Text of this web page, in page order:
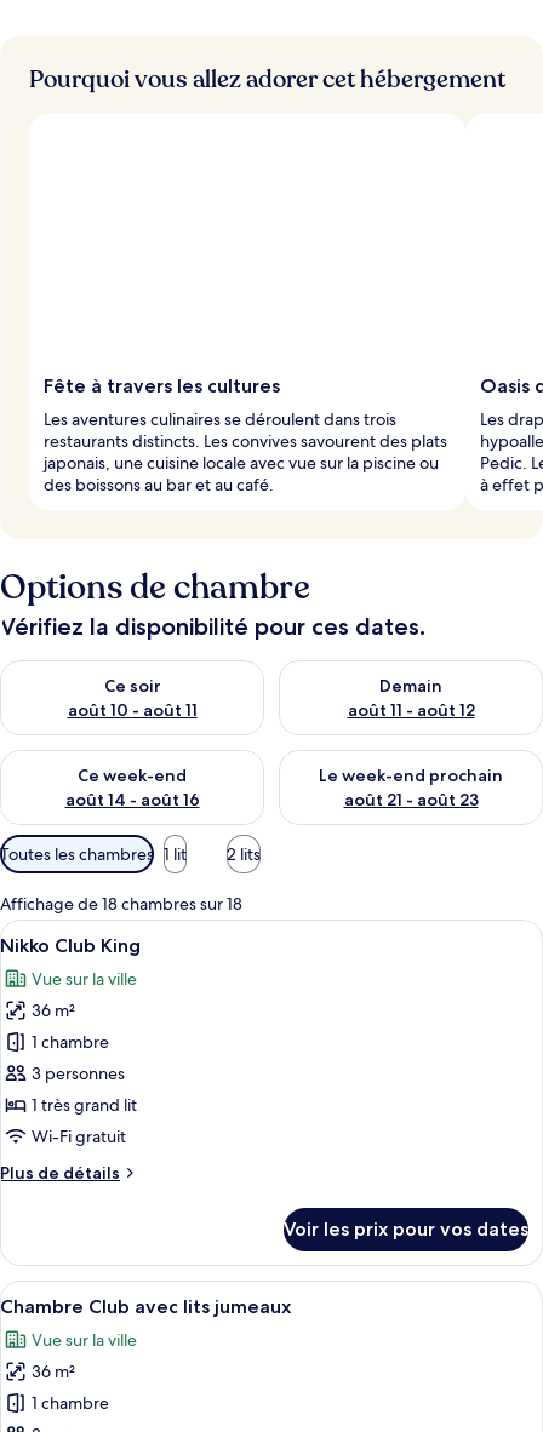
Pourquoi vous allez adorer cet hébergement
Fête à travers les cultures
Les aventures culinaires se déroulent dans trois
restaurants distincts. Les convives savourent des plats
japonais, une cuisine locale avec vue sur la piscine ou
des boissons au bar et au café.
Oasis
Les
Pedic.
à effet
Options de chambre
Vérifiez la disponibilité pour ces dates.
Ce soir
août 10 - août 11
Vérifier la disponibilité pour ce soir août 10 - août 11
Demain
août 11 - août 12
Vérifier la disponibilité pour
Ce week-end
août 14 - août 16
Vérifier la disponibilité pour ce week-end août 14 - août 16
Le week-end prochain
août 21 - août 23
Vérifier la disponibilité pour
Filtres
disponibles
pour
les
chambres
Toutes les chambres 1 lit 2 lits
Affichage de 18 chambres sur 18
Afficher
toutes
les
photos
pour
ce
type
de
chambre :
Nikko
Une chambre d’hôtel moderne
11
Nikko Club King
Vue sur la ville
36 m²
1 chambre
3 personnes
1 très grand lit
Wi-Fi gratuit
Plus de détails
Plus
le
type
de
Nikko
Club
King
Voir les prix pour vos dates
Afficher
toutes
les
photos
pour
Une chambre d’hôtel avec deux
10
Chambre Club avec lits jumeaux
Vue sur la ville
36 m²
1 chambre